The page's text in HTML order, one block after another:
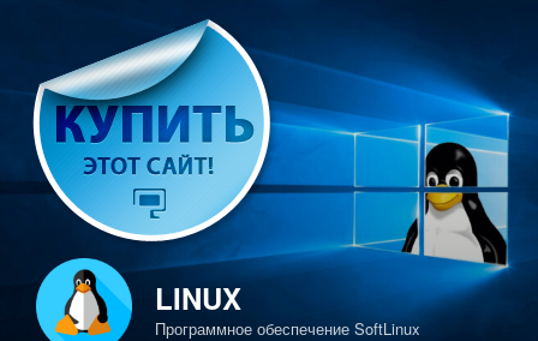
содержимому
LINUX
Программное обеспечение SoftLinux